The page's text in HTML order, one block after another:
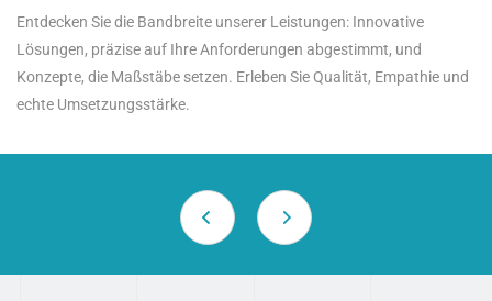
Entdecken Sie die Bandbreite unserer Leistungen: Innovative
Lösungen, präzise auf Ihre Anforderungen abgestimmt, und
Konzepte, die Maßstäbe setzen. Erleben Sie Qualität, Empathie und
echte Umsetzungsstärke.